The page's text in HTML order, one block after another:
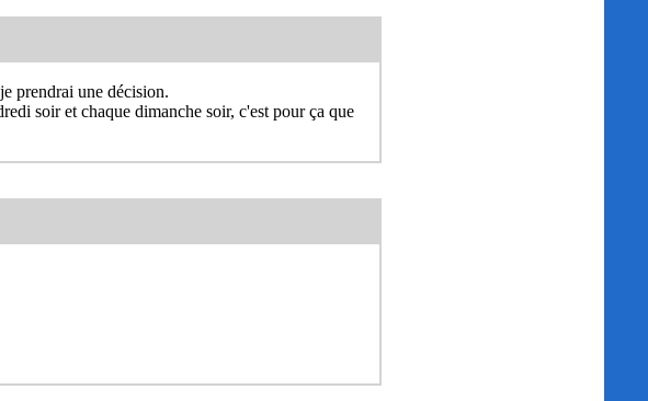
prendrai une décision.
soir et chaque dimanche soir, c'est pour ça que